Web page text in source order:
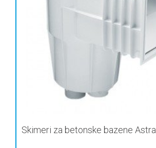
Skimeri za betonske bazene Astral